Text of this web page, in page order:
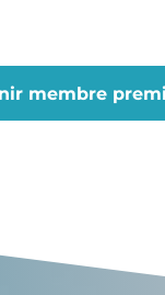
membre